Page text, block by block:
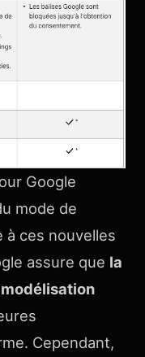
Google
mode de
ces nouvelles
assure que la
Cependant,